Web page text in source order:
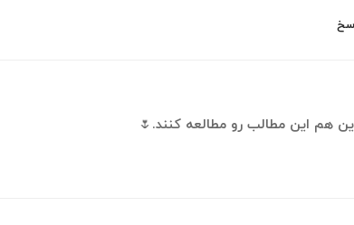
هم این مطالب رو مطالعه کنند.🌷